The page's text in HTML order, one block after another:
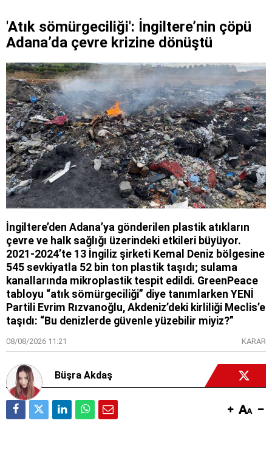
'Atık sömürgeciliği': İngiltere’nin çöpü
Adana’da çevre krizine dönüştü
İngiltere’den Adana’ya gönderilen plastik atıkların
çevre ve halk sağlığı üzerindeki etkileri büyüyor.
2021-2024’te 13 İngiliz şirketi Kemal Deniz bölgesine
545 sevkiyatla 52 bin ton plastik taşıdı; sulama
kanallarında mikroplastik tespit edildi. GreenPeace
tabloyu “atık sömürgeciliği” diye tanımlarken YENİ
Partili Evrim Rızvanoğlu, Akdeniz’deki kirliliği Meclis’e
taşıdı: “Bu denizlerde güvenle yüzebilir miyiz?”
08/08/2026 11:21 KARAR
Büşra Akdaş